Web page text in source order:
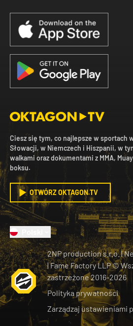
Ciesz się tym, co najlepsze w sportach
Słowacji, w Niemczech i Hiszpanii, w
walkami oraz dokumentami z MMA,
boksu.
OTWÓRZ OKTAGON.TV
2NP production s.r.o.|
| Fame Factory LLP ©
zastrzeżone2016-2026
Polityka prywatności
Zarządzaj ustawieniami